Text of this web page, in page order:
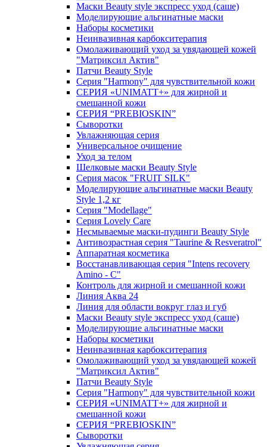
Маски Beauty style экспресс уход (саше)
Моделирующие альгинатные маски
Наборы косметики
Неинвазивная карбокситерапия
Омолаживающий уход за увядающей кожей
"Матриксил Актив"
Патчи Beauty Style
Серия "Harmony" для чувствительной кожи
СЕРИЯ «UNIMATT+» для жирной и
смешанной кожи
СЕРИЯ “PREBIOSKIN”
Сыворотки
Увлажняющая серия
Универсальное очищение
Уход за телом
Шелковые маски Beauty Style
Серия масок "FRUIT SILK"
Моделирующие альгинатные маски Beauty
Style 1,2 кг
Серия "Modellage"
Cерия Lovely Care
Несмываемые маски-пудинги Beauty Style
Антивозрастная серия "Taurine & Resveratrol"
Аппаратная косметика
Восстанавливающая серия "Intens recovery
Amino - C"
Контроль для жирной и смешанной кожи
Линия Аква 24
Линия для области вокруг глаз и губ
Маски Beauty style экспресс уход (саше)
Моделирующие альгинатные маски
Наборы косметики
Неинвазивная карбокситерапия
Омолаживающий уход за увядающей кожей
"Матриксил Актив"
Патчи Beauty Style
Серия "Harmony" для чувствительной кожи
СЕРИЯ «UNIMATT+» для жирной и
смешанной кожи
СЕРИЯ “PREBIOSKIN”
Сыворотки